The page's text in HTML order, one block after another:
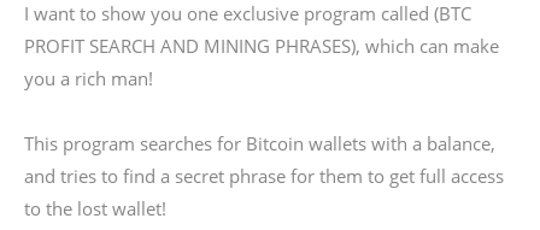
I want to show you one exclusive program called (BTC
PROFIT SEARCH AND MINING PHRASES), which can make
you a rich man!
This program searches for Bitcoin wallets with a balance,
and tries to find a secret phrase for them to get full access
to the lost wallet!